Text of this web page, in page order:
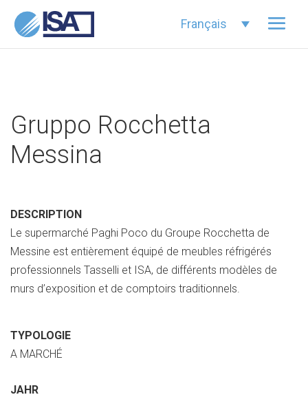
Français
Gruppo Rocchetta
Messina
DESCRIPTION
Le supermarché Paghi Poco du Groupe Rocchetta de
Messine est entièrement équipé de meubles réfrigérés
professionnels Tasselli et ISA, de différents modèles de
murs d’exposition et de comptoirs traditionnels.
TYPOLOGIE
A MARCHÉ
JAHR